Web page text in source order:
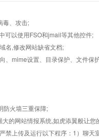
毒、攻击;
可以使用FSO和jmail等其他控件;
名,修改网站缺省文档;
mime设置、目录保护、文件
防火墙三重保障;
的网站情报系统,如虎添翼般让您
上传及运行以下程序：1）聊